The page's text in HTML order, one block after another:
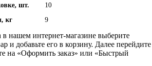
шт.
10
кг
9
в нашем интернет-магазине выберите
и добавьте его в корзину. Далее перейдите
на «Оформить заказ» или «Быстрый